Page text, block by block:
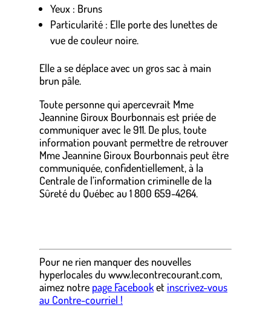
Yeux : Bruns
Particularité : Elle porte des lunettes de
vue de couleur noire.
Elle a se déplace avec un gros sac à main
brun pâle.
Toute personne qui apercevrait Mme
Jeannine Giroux Bourbonnais est priée de
communiquer avec le 911. De plus, toute
information pouvant permettre de retrouver
Mme Jeannine Giroux Bourbonnais peut être
communiquée, confidentiellement, à la
Centrale de l’information criminelle de la
Sûreté du Québec au 1 800 659-4264.
Pour ne rien manquer des nouvelles
hyperlocalesdu www.lecontrecourant.com,
aimez notre page Facebooket inscrivez-vous
au Contre-courriel !